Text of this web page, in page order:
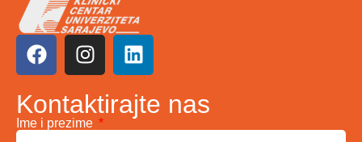
Kontaktirajte nas
Ime i prezime